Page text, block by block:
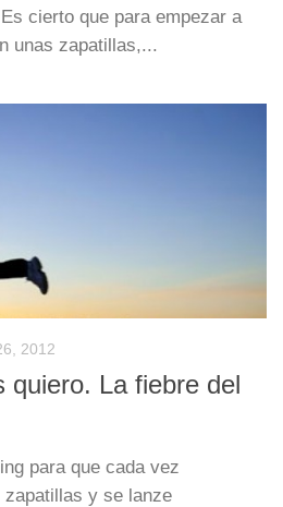
cierto que para empezar a
unas zapatillas,...
2012
quiero. La fiebre del
para que cada vez
y se lanze